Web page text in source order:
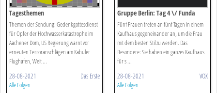
Tagesthemen
Themen der Sendung: Gedenkgottesdienst
für Opfer der Hochwasserkatastrophe im
Aachener Dom, US Regierung warnt vor
erneuten Terroranschlägen am Kabuler
Flughafen, Weit ...
28-08-2021 Das Erste
Alle Folgen
Gruppe Berlin: Tag 4 \/ Funda
Fünf Frauen treten an fünf Tagen in einem
Kaufhaus gegeneinander an, um die Frau
mit dem besten Stil zu werden. Das
Besondere: Sie haben ein ganzes Kaufhaus
für s ...
28-08-2021 VOX
Alle Folgen